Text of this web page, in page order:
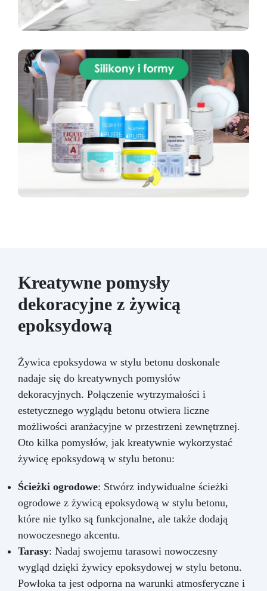
Kreatywne pomysły
dekoracyjne z żywicą
epoksydową
Żywica epoksydowa w stylu betonu doskonale
nadaje się do kreatywnych pomysłów
dekoracyjnych. Połączenie wytrzymałości i
estetycznego wyglądu betonu otwiera liczne
możliwości aranżacyjne w przestrzeni zewnętrznej.
Oto kilka pomysłów, jak kreatywnie wykorzystać
żywicę epoksydową w stylu betonu:
Ścieżki ogrodowe: Stwórz indywidualne ścieżki
ogrodowe z żywicą epoksydową w stylu betonu,
które nie tylko są funkcjonalne, ale także dodają
nowoczesnego akcentu.
Tarasy: Nadaj swojemu tarasowi nowoczesny
wygląd dzięki żywicy epoksydowej w stylu betonu.
Powłoka ta jest odporna na warunki atmosferyczne i